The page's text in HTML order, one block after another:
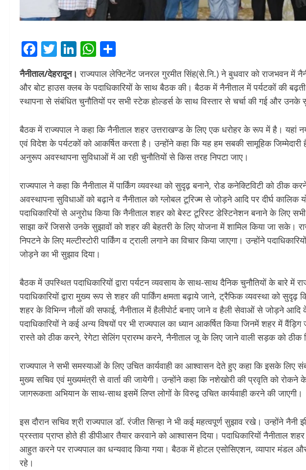
Facebook
Twitter
LinkedIn
WhatsApp
नैनीताल/देहरादून। राज्यपाल लेफ्टिनेंट जनरल गुरमीत सिंह(से.नि.) ने बुधवार को राजभवन में
और बोट हाउस क्लब के पदाधिकारियों के साथ बैठक की। बैठक में नैनीताल में पर्यटकों की
स्थापना से संबंधित चुनौतियों पर सभी स्टेक होल्डर्स के साथ विस्तार से चर्चा की गई और उनके
बैठक में राज्यपाल ने कहा कि नैनीताल शहर उत्तराखण्ड के लिए एक धरोहर के रूप में है। यहां
एवं विदेश के पर्यटकों को आकर्षित करता है। उन्होंने कहा कि यह हम सबकी सामूहिक
अनुरूप अवस्थापना सुविधाओं में आ रही चुनौतियों से किस तरह निपटा जाए।
राज्यपाल ने कहा कि नैनीताल में पार्किंग व्यवस्था को सुदृढ़ बनाने, रोड कनेक्टिविटी को ठीक
अवस्थापना सुविधाओं को बढ़ाने व नैनीताल को ग्लोबल टूरिज्म से जोड़ने आदि पर दीर्घ कालिक
पदाधिकारियों से अनुरोध किया कि नैनीताल शहर को बेस्ट टूरिस्ट डेस्टिनेशन बनाने के लिए
साझा करें जिससे उनके सुझावों को शहर की बेहतरी के लिए योजना में शामिल किया जा सके।
निपटने के लिए मल्टीस्टोरी पार्किंग व ट्राली लगाने का विचार किया जाएगा। उन्होंने
जोड़ने का भी सुझाव दिया।
बैठक में उपस्थित पदाधिकारियों द्वारा पर्यटन व्यवसाय के साथ-साथ दैनिक चुनौतियों के बारे में
पदाधिकारियों द्वारा मुख्य रूप से शहर की पार्किंग क्षमता बढ़ाये जाने, ट्रैफिक व्यवस्था को
शहर के विभिन्न नौलों की सफाई, नैनीताल में हैलीपोर्ट बनाए जाने व हैली सेवाओं से जोड़ने
पदाधिकारियों ने कई अन्य विषयों पर भी राज्यपाल का ध्यान आकर्षित किया जिनमें शहर में
रास्ते को ठीक करने, रेगेटा सेलिंग प्रारम्भ करने, नैनीताल जू के लिए जाने वाली सड़क को
राज्यपाल ने सभी समस्याओं के लिए उचित कार्यवाही का आश्वासन देते हुए कहा कि इसके लिए
मुख्य सचिव एवं मुख्यमंत्री से वार्ता की जायेगी। उन्होंने कहा कि नशेखोरी की प्रवृति को
जागरूकता अभियान के साथ-साथ इसमें लिप्त लोगों के विरुद्व उचित कार्यवाही करने की जाएगी।
इस दौरान सचिव श्री राज्यपाल डॉ. रंजीत सिन्हा ने भी कई महत्वपूर्ण सुझाव रखे। उन्होंने
प्रस्ताव प्राप्त होते ही डीपीआर तैयार करवाने को आश्वासन दिया। पदाधिकारियों नैनीताल
आहुत करने पर राज्यपाल का धन्यवाद किया गया। बैठक में होटल एसोसिएशन, व्यापार मंडल
रहे।